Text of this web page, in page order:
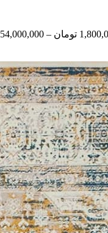
تومان –
54,000,000